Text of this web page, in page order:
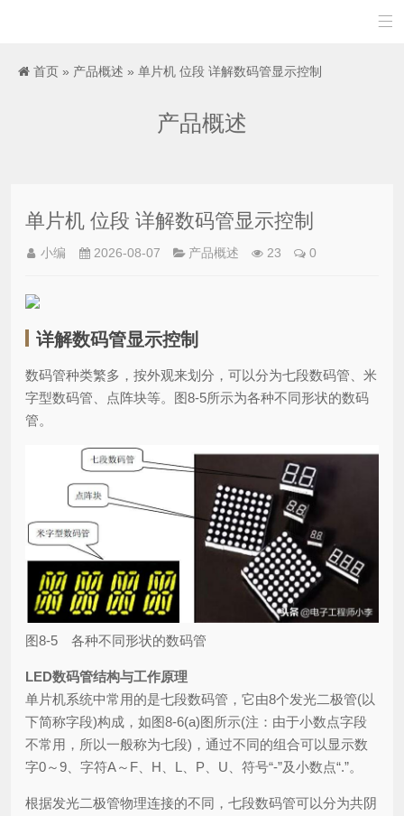

首页 » 产品概述 » 单片机 位段 详解数码管显示控制
产品概述
单片机 位段 详解数码管显示控制
小编 2026-08-07 产品概述 23 0
详解数码管显示控制
数码管种类繁多，按外观来划分，可以分为七段数码管、米
字型数码管、点阵块等。图8-5所示为各种不同形状的数码
管。
图8-5 各种不同形状的数码管
LED数码管结构与工作原理
单片机系统中常用的是七段数码管，它由8个发光二极管(以
下简称字段)构成，如图8-6(a)图所示(注：由于小数点字段
不常用，所以一般称为七段)，通过不同的组合可以显示数
字0～9、字符A～F、H、L、P、U、符号“-”及小数点“.”。
根据发光二极管物理连接的不同，七段数码管可以分为共阴